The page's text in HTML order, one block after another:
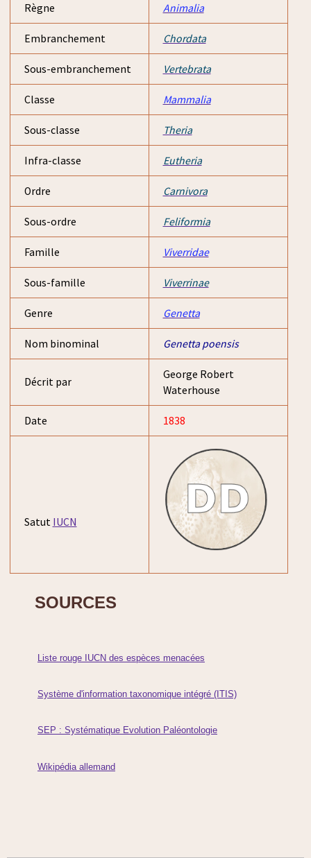
Règne Animalia
Embranchement Chordata
Sous-embranchement Vertebrata
Classe Mammalia
Sous-classe Theria
Infra-classe Eutheria
Ordre Carnivora
Sous-ordre Feliformia
Famille Viverridae
Sous-famille Viverrinae
Genre Genetta
Nom binominal Genetta poensis
Décrit par
George Robert
Waterhouse
Date 1838
Satut IUCN
SOURCES
Liste rouge IUCN des espèces menacées
Système d'information taxonomique intégré (ITIS)
SEP : Systématique Evolution Paléontologie
Wikipédia allemand